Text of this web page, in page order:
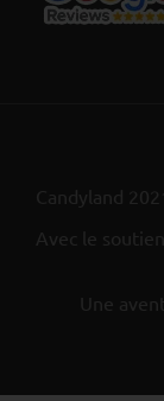
Candyland
Avec le
Une